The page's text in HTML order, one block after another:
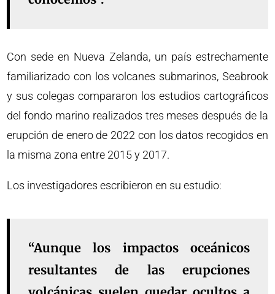
Con sede en Nueva Zelanda, un país estrechamente
familiarizado con los volcanes submarinos, Seabrook
y sus colegas compararon los estudios cartográficos
del fondo marino realizados tres meses después de la
erupción de enero de 2022 con los datos recogidos en
la misma zona entre 2015 y 2017.
Los investigadores escribieron en su estudio:
“Aunque los impactos oceánicos
resultantes de las erupciones